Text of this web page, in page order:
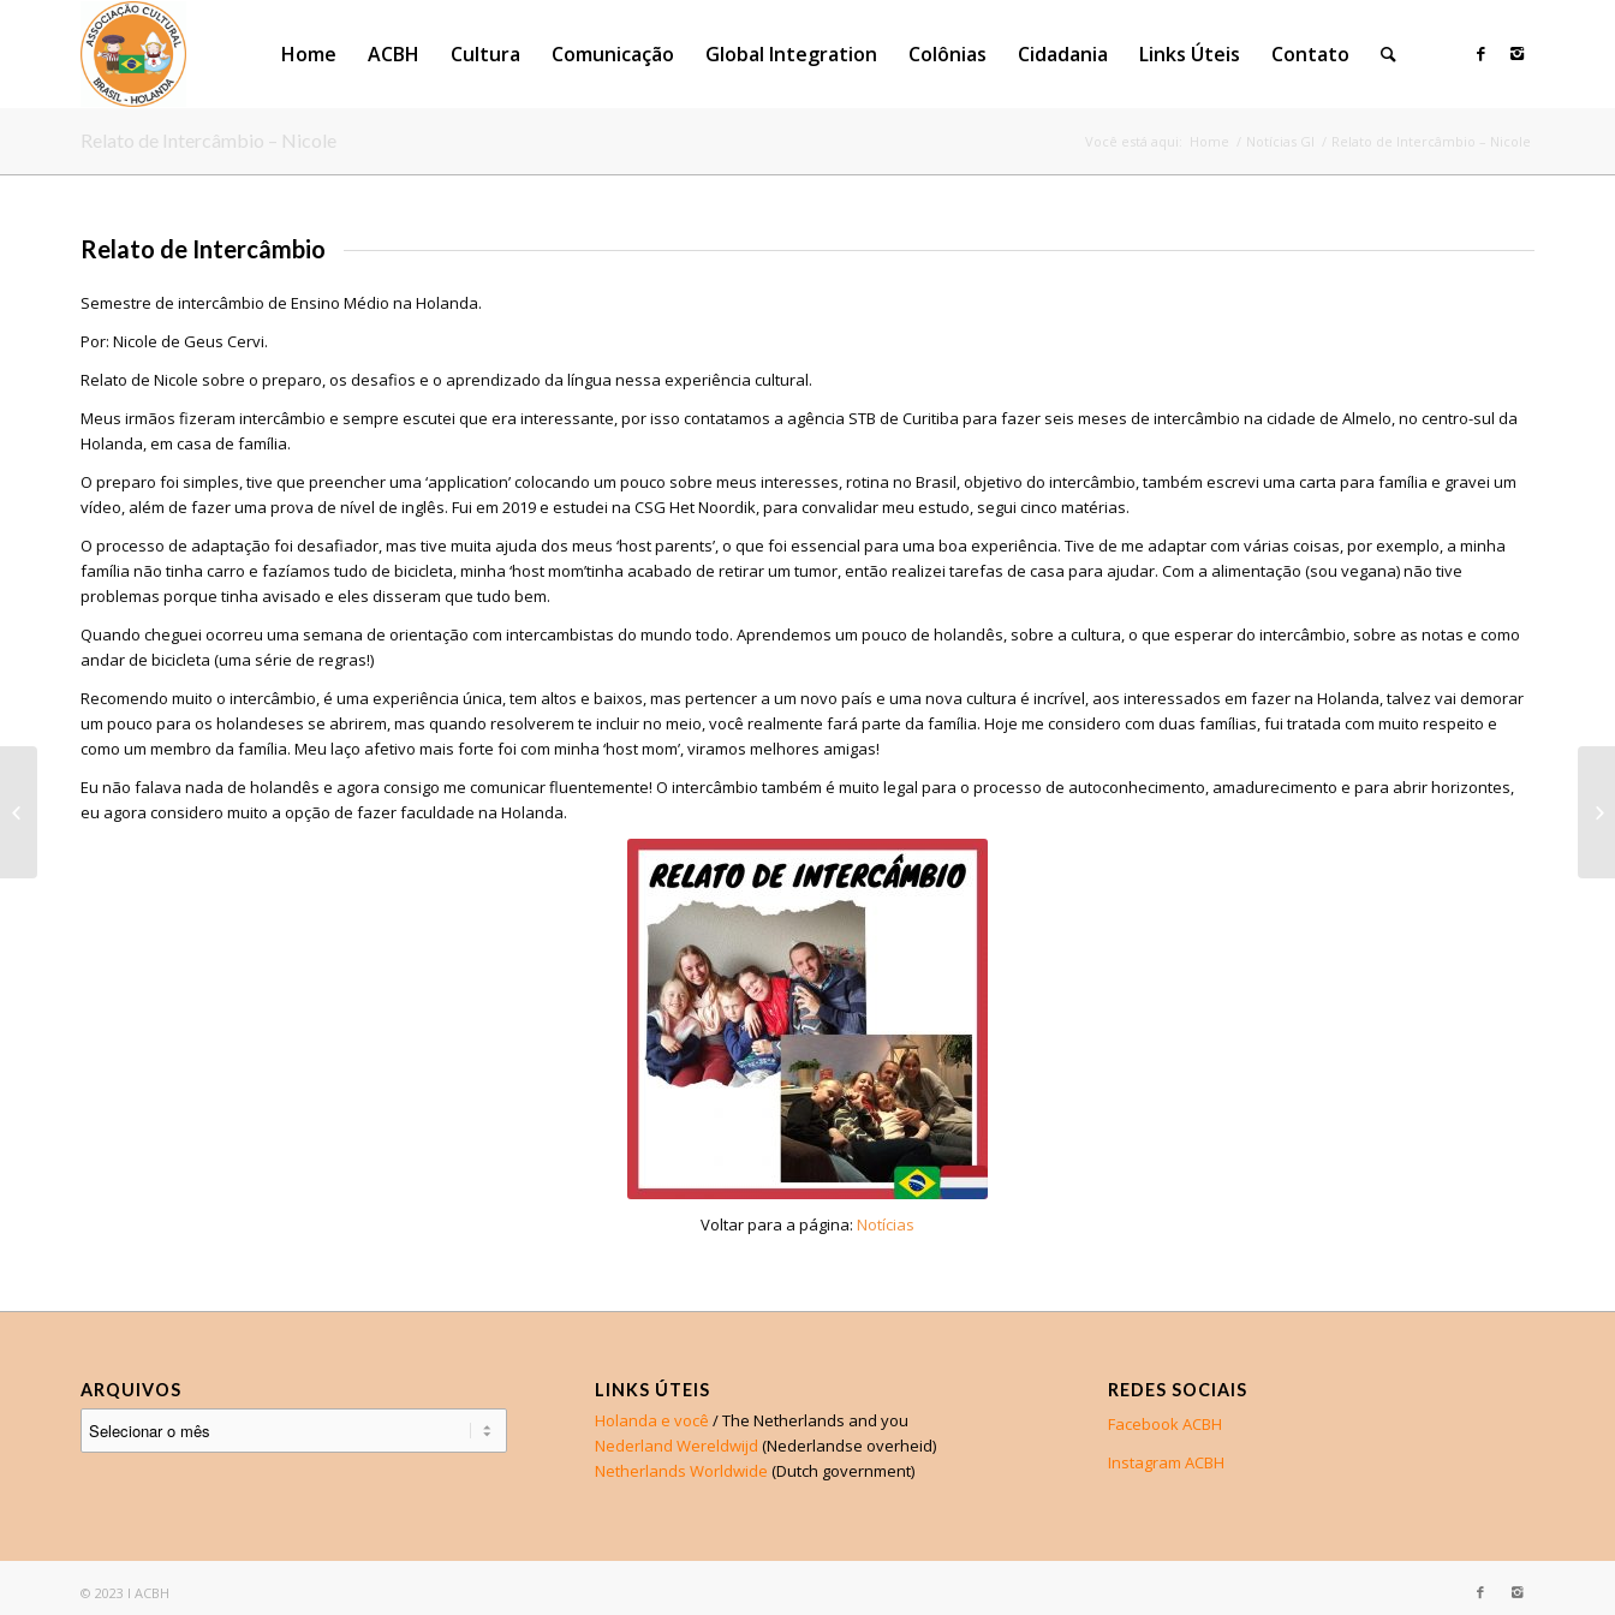
Home ACBH Cultura Comunicação Global Integration Colônias Cidadania Links Úteis Contato
Relato de Intercâmbio – Nicole Você está aqui: Home / Notícias GI / Relato de Intercâmbio – Nicole
Relato de Intercâmbio
Semestre de intercâmbio de Ensino Médio na Holanda.
Por: Nicole de Geus Cervi.
Relato de Nicole sobre o preparo, os desafios e o aprendizado da língua nessa experiência cultural.
Meus irmãos fizeram intercâmbio e sempre escutei que era interessante, por isso contatamos a agência STB de Curitiba para fazer seis meses de intercâmbio na cidade de Almelo, no centro-sul da
Holanda, em casa de família.
O preparo foi simples, tive que preencher uma ‘application’ colocando um pouco sobre meus interesses, rotina no Brasil, objetivo do intercâmbio, também escrevi uma carta para família e gravei um
vídeo, além de fazer uma prova de nível de inglês. Fui em 2019 e estudei na CSG Het Noordik, para convalidar meu estudo, segui cinco matérias.
O processo de adaptação foi desafiador, mas tive muita ajuda dos meus ‘host parents’, o que foi essencial para uma boa experiência. Tive de me adaptar com várias coisas, por exemplo, a minha
família não tinha carro e fazíamos tudo de bicicleta, minha ‘host mom’tinha acabado de retirar um tumor, então realizei tarefas de casa para ajudar. Com a alimentação (sou vegana) não tive
problemas porque tinha avisado e eles disseram que tudo bem.
Quando cheguei ocorreu uma semana de orientação com intercambistas do mundo todo. Aprendemos um pouco de holandês, sobre a cultura, o que esperar do intercâmbio, sobre as notas e como
andar de bicicleta (uma série de regras!)
Recomendo muito o intercâmbio, é uma experiência única, tem altos e baixos, mas pertencer a um novo país e uma nova cultura é incrível, aos interessados em fazer na Holanda, talvez vai demorar
um pouco para os holandeses se abrirem, mas quando resolverem te incluir no meio, você realmente fará parte da família. Hoje me considero com duas famílias, fui tratada com muito respeito e
como um membro da família. Meu laço afetivo mais forte foi com minha ‘host mom’, viramos melhores amigas!
Eu não falava nada de holandês e agora consigo me comunicar fluentemente! O intercâmbio também é muito legal para o processo de autoconhecimento, amadurecimento e para abrir horizontes,
eu agora considero muito a opção de fazer faculdade na Holanda.
Voltar para a página: Notícias
ARQUIVOS LINKS ÚTEIS
Holanda e você / The Netherlands and you
Nederland Wereldwijd (Nederlandse overheid)
Netherlands Worldwide (Dutch government)
REDES SOCIAIS
Facebook ACBH
Instagram ACBH
© 2023 I ACBH
Relato de intercâmbio
– Monique